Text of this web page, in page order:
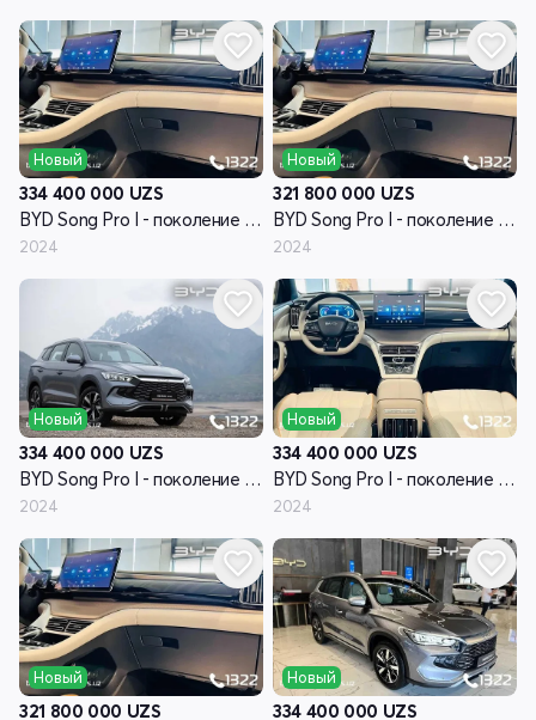
Новый
334 400 000 UZS
BYD Song Pro I - поколение рестайлинг
2024
Новый
321 800 000 UZS
BYD Song Pro I - поколение рестайлинг
2024
Новый
334 400 000 UZS
BYD Song Pro I - поколение рестайлинг
2024
Новый
334 400 000 UZS
BYD Song Pro I - поколение рестайлинг
2024
Новый
321 800 000 UZS
Новый
334 400 000 UZS